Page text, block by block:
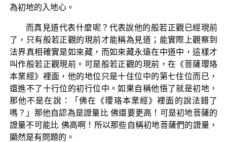
為初地的入地心。
而真見道代表什麼呢？代表說他的般若正觀已經現前
了，只有般若正觀的現前才能稱為見道；能實際上觀察到
法界真相確實是如來藏，而如來藏永遠在中道中，這樣才
叫作般若正觀現前。可是般若正觀的現前，在《菩薩瓔珞
本業經》裡面，他的地位只是十住位中的第七住位而已，
還進不了十行位的初行位中。如果自稱他悟了就是初地，
那他不是在說：「佛在《瓔珞本業經》裡面的說法錯了
嗎？」那他自認為是證量比 佛還要更高！可是初地菩薩的
證量不可能比 佛高啊！所以那些自稱初地菩薩們的證量，
顯然是有問題的。